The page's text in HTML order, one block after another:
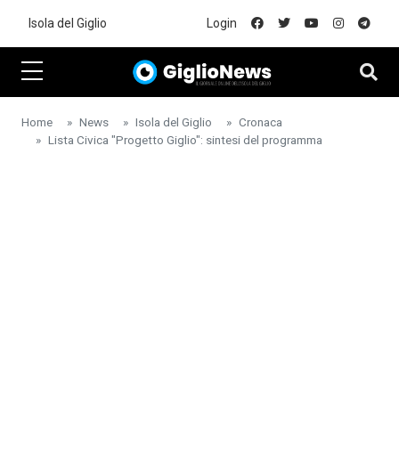
Isola del Giglio Login
Home News Isola del Giglio
Cronaca
Lista Civica "Progetto Giglio": sintesi del programma